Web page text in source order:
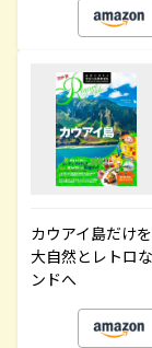
カウアイ島だけ
大自然とレトロ
ンドへ